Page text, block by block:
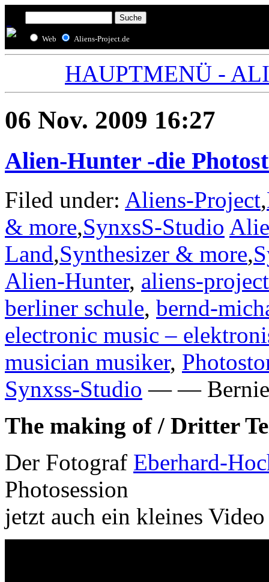
Web Aliens-Project.de
HAUPTMENÜ -
06 Nov. 2009 16:27
Alien-Hunter -die
Filed under: Aliens-Project,
& more,SynxsS-Studio
Land,Synthesizer & more,
Alien-Hunter, aliens-project
berliner schule, bernd-
electronic music –
musician musiker,
Synxss-Studio — — Bernie
The making of / Dritter
Der Fotograf Eberhard-
Photosession
jetzt auch ein kleines